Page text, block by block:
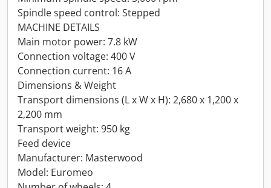
Spindle speed control: Stepped
MACHINE DETAILS
Main motor power: 7.8 kW
Connection voltage: 400 V
Connection current: 16 A
Dimensions & Weight
Transport dimensions (L x W x H): 2,680 x 1,200 x
2,200 mm
Transport weight: 950 kg
Feed device
Manufacturer: Masterwood
Model: Euromeo